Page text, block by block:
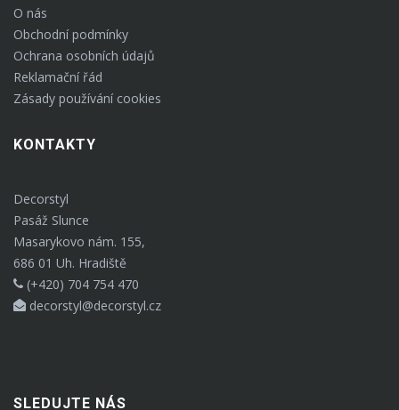
O nás
Obchodní podmínky
Ochrana osobních údajů
Reklamační řád
Zásady používání cookies
KONTAKTY
Decorstyl
Pasáž Slunce
Masarykovo nám. 155,
686 01 Uh. Hradiště
(+420) 704 754 470
decorstyl@decorstyl.cz
SLEDUJTE NÁS